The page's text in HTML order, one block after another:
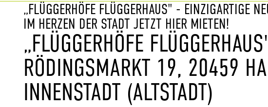
„FLÜGGERHÖFE FLÜGGERHAUS" - EINZIGARTIGE
IM HERZEN DER STADT JETZT HIER MIETEN!
„FLÜGGERHÖFE
RÖDINGSMARKT 19, 20459
INNENSTADT (ALTSTADT)